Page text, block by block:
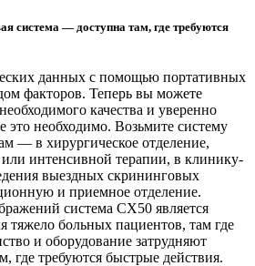
система — доступна там, где требуются
данных с помощью портативных
факторов. Теперь вы можете
качества и уверенно
это необходимо. Возьмите систему
— в хирургическое отделение,
интенсивной терапии, в клинику-
выездных скрининговых
и приемное отделение.
система CX50 является
тяжело больных пациентов, там где
и оборудование затрудняют
где требуются быстрые действия.